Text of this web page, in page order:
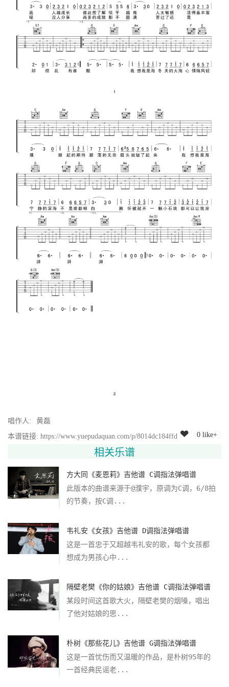
唱作人:
黄磊
本谱链接: https://www.yuepudaquan.com/p/8014dc184ffd
0 like+
相关乐谱
方大同《麦恩莉》吉他谱 C调指法弹唱谱
此版本的曲谱来源于@濮宇，原调为C调，6/8拍
的节奏，按C调...
韦礼安《女孩》吉他谱 D调指法弹唱谱
这是一首忠于又超越韦礼安的歌，每个女孩都
想成为男孩心中...
隔壁老樊《你的姑娘》吉他谱 C调指法弹唱谱
某段时间这首歌大火，隔壁老樊的烟嗓，唱出
了他对姑娘的思...
朴树《那些花儿》吉他谱 G调指法弹唱谱
这是一首忧伤而又温暖的作品，是朴树95年的
一首经典民谣老...